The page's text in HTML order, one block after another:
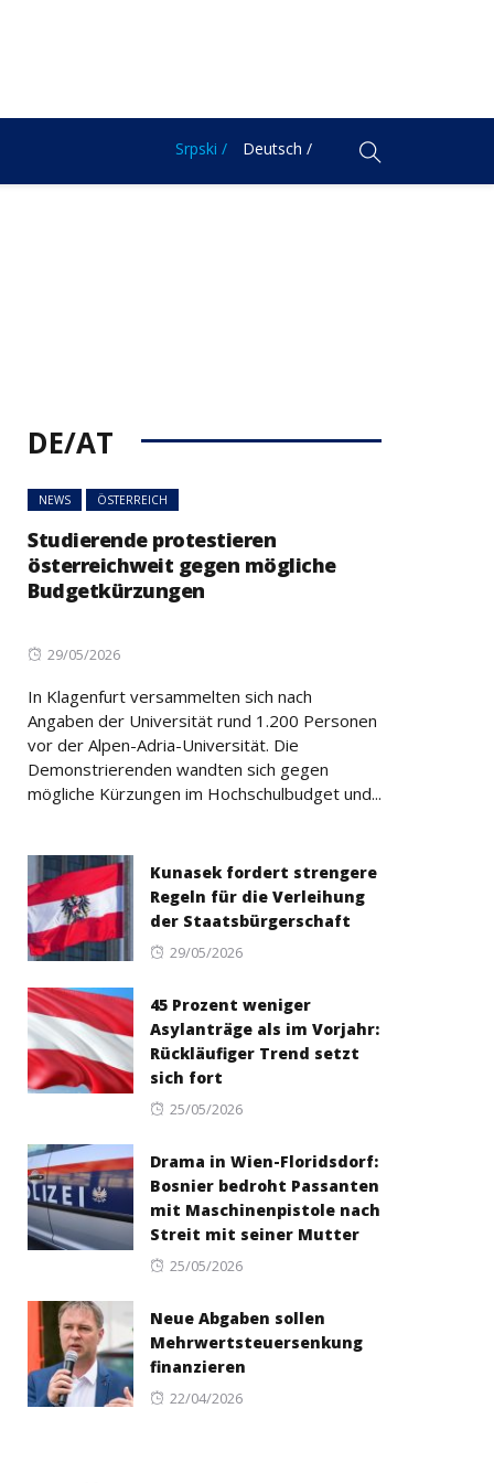
Srpski / Deutsch /
DE/AT
NEWS ÖSTERREICH
Studierende protestieren
österreichweit gegen mögliche
Budgetkürzungen
Posted
29/05/2026
In Klagenfurt versammelten sich nach
Angaben der Universität rund 1.200 Personen
vor der Alpen-Adria-Universität. Die
Demonstrierenden wandten sich gegen
mögliche Kürzungen im Hochschulbudget und...
Kunasek fordert strengere
Regeln für die Verleihung
der Staatsbürgerschaft
Posted
29/05/2026
45 Prozent weniger
Asylanträge als im Vorjahr:
Rückläufiger Trend setzt
sich fort
Posted
25/05/2026
Drama in Wien-Floridsdorf:
Bosnier bedroht Passanten
mit Maschinenpistole nach
Streit mit seiner Mutter
Posted
25/05/2026
Neue Abgaben sollen
Mehrwertsteuersenkung
finanzieren
Posted
22/04/2026